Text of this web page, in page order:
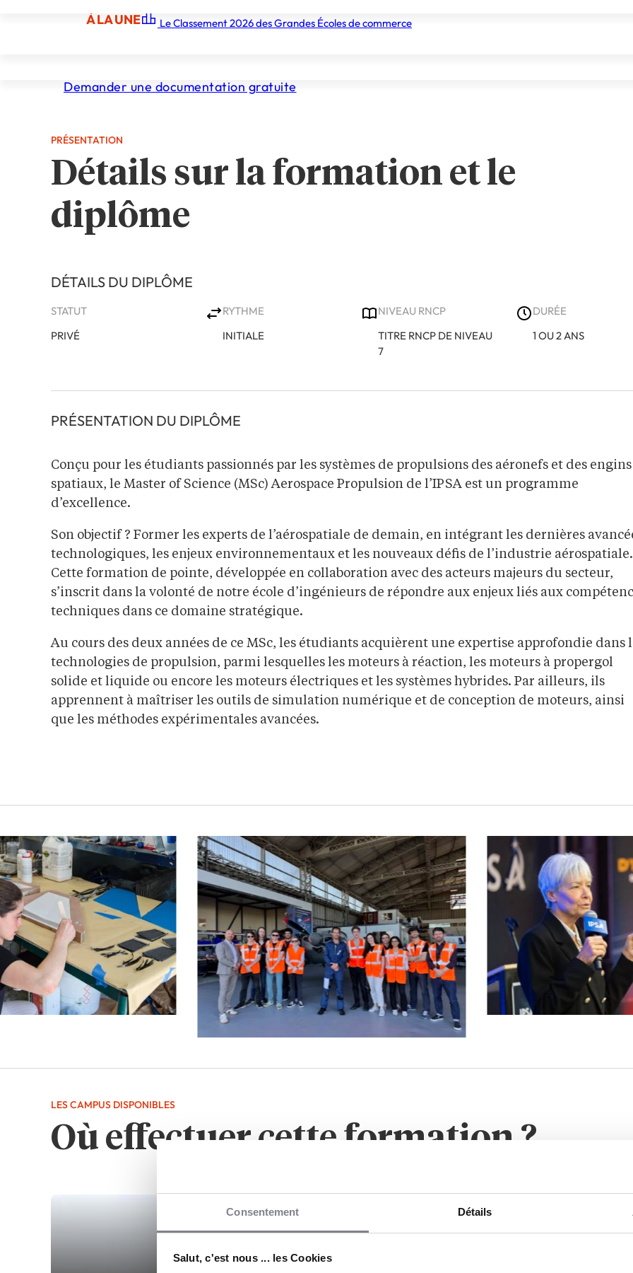
Consentement Détails
Salut, c'est nous ... les Cookies
À LA UNE Le Classement 2026 des Grandes Écoles de commerce
Propulsion
Demander une documentation gratuite
PRÉSENTATION
Détails sur la formation et le
diplôme
DÉTAILS DU DIPLÔME
STATUT
PRIVÉ
RYTHME
INITIALE
NIVEAU RNCP
TITRE RNCP DE NIVEAU
7
DURÉE
1 OU 2 ANS
PRÉSENTATION DU DIPLÔME
Conçu pour les étudiants passionnés par les systèmes de propulsions des aéronefs et des engins
spatiaux, le Master of Science (MSc) Aerospace Propulsion de l’IPSA est un programme
d’excellence.
Son objectif ? Former les experts de l’aérospatiale de demain, en intégrant les dernières
technologiques, les enjeux environnementaux et les nouveaux défis de l’industrie aérospatiale.
Cette formation de pointe, développée en collaboration avec des acteurs majeurs du secteur,
s’inscrit dans la volonté de notre école d’ingénieurs de répondre aux enjeux liés aux
techniques dans ce domaine stratégique.
Au cours des deux années de ce MSc, les étudiants acquièrent une expertise approfondie dans
technologies de propulsion, parmi lesquelles les moteurs à réaction, les moteurs à propergol
solide et liquide ou encore les moteurs électriques et les systèmes hybrides. Par ailleurs, ils
apprennent à maîtriser les outils de simulation numérique et de conception de moteurs, ainsi
que les méthodes expérimentales avancées.
Où effectuer cette formation ?
LES CAMPUS DISPONIBLES